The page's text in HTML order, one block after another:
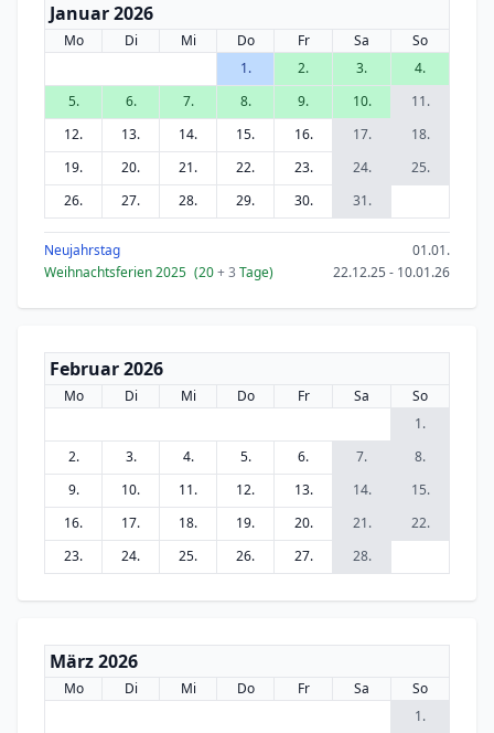
Januar 2026
Mo Di Mi Do Fr Sa
So
1.
2. 3.
4.
5.
6. 7. 8. 9. 10.
11.
12.
13. 14. 15. 16. 17.
18.
19.
20. 21. 22. 23. 24.
25.
26.
27. 28. 29. 30. 31.
Neujahrstag
01.01.
Weihnachtsferien 2025 (20+ 3 Tage) 22.12.25 - 10.01.26
Februar 2026
Mo Di Mi Do Fr Sa
So
1.
2.
3. 4. 5. 6. 7.
8.
9.
10. 11. 12. 13. 14.
15.
16.
17. 18. 19. 20. 21.
22.
23.
24. 25. 26. 27. 28.
März 2026
Mo Di Mi Do Fr Sa
So
1.